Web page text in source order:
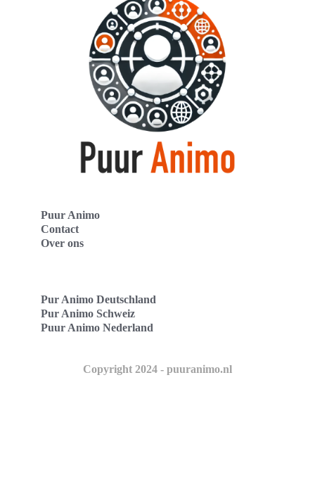
Puur Animo
Contact
Over ons
Pur Animo Deutschland
Pur Animo Schweiz
Puur Animo Nederland
Copyright 2024 - puuranimo.nl